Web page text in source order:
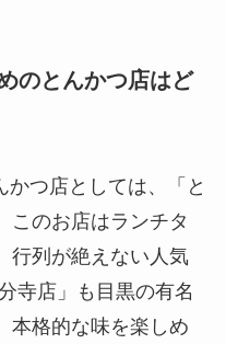
のとんかつ店はど
かつ店としては、「と
このお店はランチタ
行列が絶えない人気
寺店」も目黒の有名
本格的な味を楽しめ